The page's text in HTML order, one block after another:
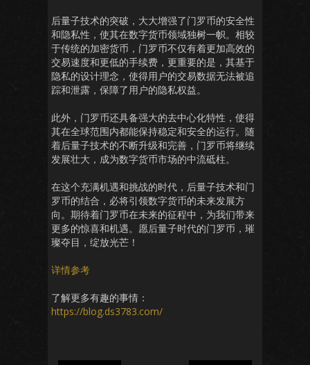
后量子技术的突破，大大增强了门罗币的安全性
和隐私性，使其在数字货币领域独树一帜。相较
于传统的加密货币，门罗币不仅有着更加高效的
交易速度和更低的手续费，更重要的是，其基于
隐私的设计理念，使得用户的交易数据无法被追
踪和泄露，保障了用户的隐私权益。
此外，门罗币还具备强大的去中心化特性，使得
其在全球范围内都能保持稳定和安全的运行。随
着后量子技术的不断升级和完善，门罗币将继续
发展壮大，成为数字货币市场的中流砥柱。
在这个充满机遇和挑战的时代，后量子技术和门
罗币的结合，必将引领数字货币的未来发展方
向。期待着门罗币在未来的征程中，为我们带来
更多的惊喜和机遇。愿后量子时代的门罗币，璀
璨夺目，绽放光芒！
详情参考
了解更多有趣的事情：
https://blog.ds3783.com/